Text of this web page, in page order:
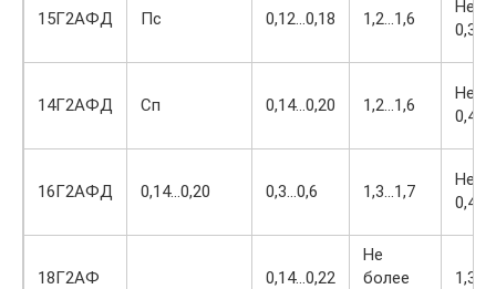
15Г2АФД Пс 0,12…0,18 1,2…1,6
Не
0,30
14Г2АФД Сп 0,14…0,20 1,2…1,6
Не
0,40
16Г2АФД 0,14…0,20 0,3…0,6 1,3…1,7
Не
0,40
18Г2АФ 0,14…0,22
Не
более